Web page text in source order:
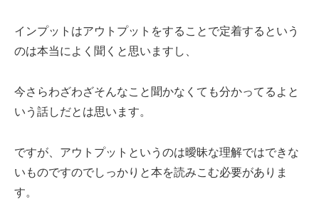
インプットはアウトプットをすることで定着するという
のは本当によく聞くと思いますし、
今さらわざわざそんなこと聞かなくても分かってるよと
いう話しだとは思います。
ですが、アウトプットというのは曖昧な理解ではできな
いものですのでしっかりと本を読みこむ必要がありま
す。